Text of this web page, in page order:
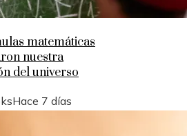
matemáticas
nuestra
del universo
Hace 7 días